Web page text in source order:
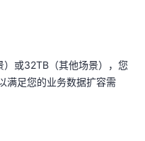
）或32TB （其他场景），您
满足您的业务数据扩容需